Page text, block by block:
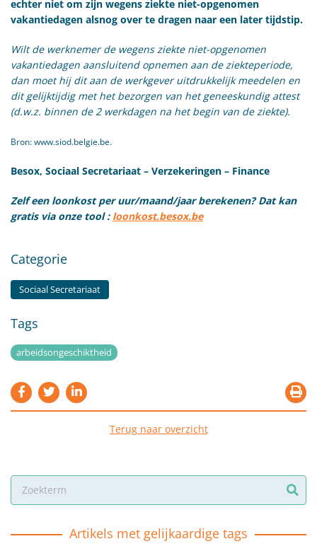
echter niet om zijn wegens ziekte niet-opgenomen
vakantiedagen alsnog over te dragen naar een later tijdstip.
Wilt de werknemer de wegens ziekte niet-opgenomen
vakantiedagen aansluitend opnemen aan de ziekteperiode,
dan moet hij dit aan de werkgever uitdrukkelijk meedelen en
dit gelijktijdig met het bezorgen van het geneeskundig attest
(d.w.z. binnen de 2 werkdagen na het begin van de ziekte).
Bron: www.siod.belgie.be.
Besox, Sociaal Secretariaat – Verzekeringen – Finance
Zelf een loonkost per uur/maand/jaar berekenen? Dat kan
gratis via onze tool : loonkost.besox.be
Categorie
Sociaal Secretariaat
Tags
arbeidsongeschiktheid
Terug naar overzicht
Artikels met gelijkaardige tags